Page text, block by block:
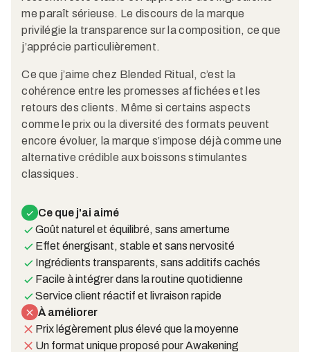
me paraît sérieuse. Le discours de la marque
privilégie la transparence sur la composition, ce que
j’apprécie particulièrement.
Ce que j’aime chez Blended Ritual, c’est la
cohérence entre les promesses affichées et les
retours des clients. Même si certains aspects
comme le prix ou la diversité des formats peuvent
encore évoluer, la marque s’impose déjà comme une
alternative crédible aux boissons stimulantes
classiques.
Ce que j'ai aimé
Goût naturel et équilibré, sans amertume
Effet énergisant, stable et sans nervosité
Ingrédients transparents, sans additifs cachés
Facile à intégrer dans la routine quotidienne
Service client réactif et livraison rapide
À améliorer
Prix légèrement plus élevé que la moyenne
Un format unique proposé pour Awakening